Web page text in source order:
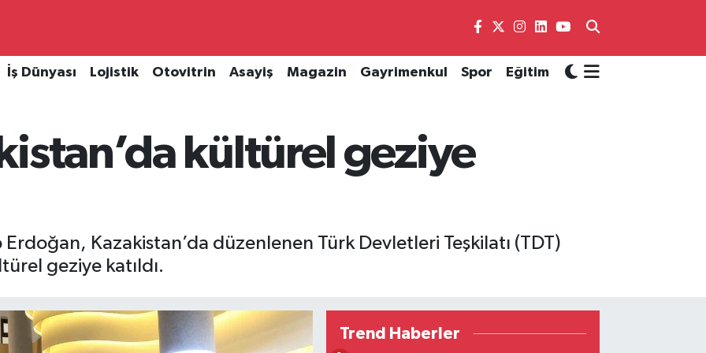
İş Dünyası Lojistik Otovitrin Asayiş Magazin Gayrimenkul Spor Eğitim
kültürel geziye
Kazakistan’da düzenlenen Türk Devletleri Teşkilatı (TDT)
geziye katıldı.
Trend Haberler